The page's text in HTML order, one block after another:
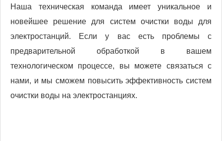
Наша техническая команда имеет уникальное и
новейшее решение для систем очистки воды для
электростанций. Если у вас есть проблемы с
предварительной обработкой в ​​вашем
технологическом процессе, вы можете связаться с
нами, и мы сможем повысить эффективность систем
очистки воды на электростанциях.